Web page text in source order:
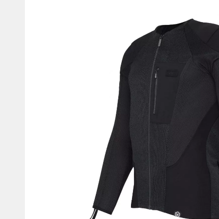
Термобілизна, балаклави,
Протиугінні
Мотодзеркала
Моторучки
Грузики керма
Мото сумки
ендуро
Тубус для
Захист рук
Авто GPS навігатори
Відеореєстратори
LED лампи головного світла
Диктофони та
Навушники